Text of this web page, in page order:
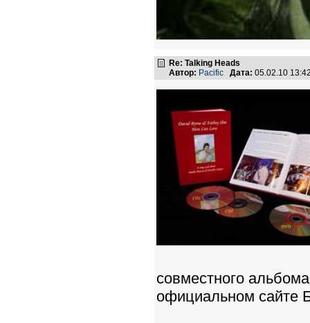
Re: Talking Heads
Автор: Pacific Дата: 05.02.10
совместного
официальном сайте